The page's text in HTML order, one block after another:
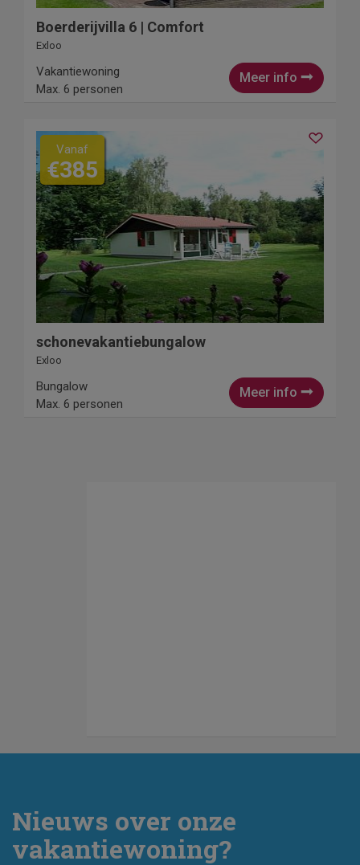
Boerderijvilla 6 | Comfort
Exloo
Meer info
Vakantiewoning
Max. 6 personen
Vanaf
€385
schonevakantiebungalow
Exloo
Meer info
Bungalow
Max. 6 personen
Nieuws over onze
vakantiewoning?